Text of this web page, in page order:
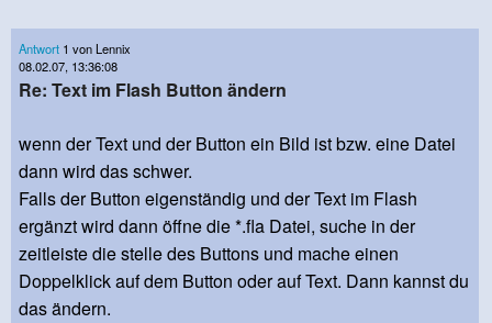
Antwort 1 von Lennix
08.02.07, 13:36:08
Re: Text im Flash Button ändern
wenn der Text und der Button ein Bild ist bzw. eine Datei
dann wird das schwer.
Falls der Button eigenständig und der Text im Flash
ergänzt wird dann öffne die *.fla Datei, suche in der
zeitleiste die stelle des Buttons und mache einen
Doppelklick auf dem Button oder auf Text. Dann kannst du
das ändern.